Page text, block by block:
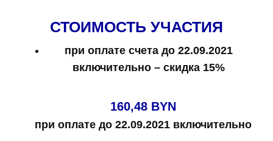
СТОИМОСТЬ УЧАСТИЯ
при оплате счета до 22.09.2021
включительно – скидка 15%
160,48 BYN
при оплате до 22.09.2021 включительно